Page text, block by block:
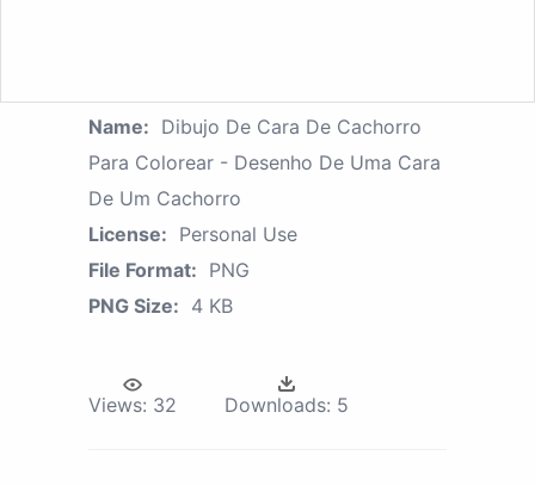
Name: Dibujo De Cara De Cachorro
Para Colorear - Desenho De Uma Cara
De Um Cachorro
License: Personal Use
File Format: PNG
PNG Size: 4 KB
Views: 32 Downloads: 5